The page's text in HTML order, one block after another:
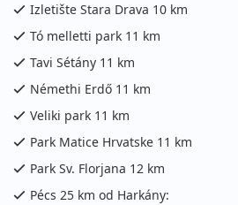
24.09. - 27.09.2026
čtvrtek - neděle
cena za 4 dny (3 noci)
27.09. - 04.10.2026
neděle - neděle
cena za 8 dní (7 nocí)
Izletište Stara Drava 10 km
Tó melletti park 11 km
Tavi Sétány 11 km
Némethi Erdő 11 km
Veliki park 11 km
Park Matice Hrvatske 11 km
Park Sv. Florjana 12 km
Pécs 25 km od Harkány: